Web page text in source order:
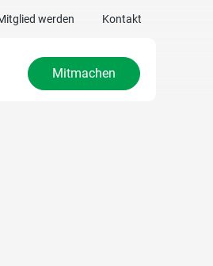
werden Kontakt
Mitmachen